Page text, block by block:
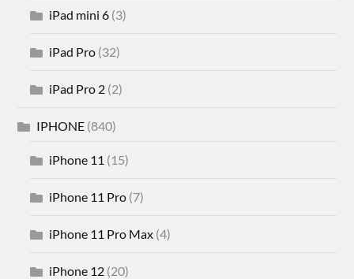
iPad mini 6 (3)
iPad Pro (32)
iPad Pro 2 (2)
IPHONE (840)
iPhone 11 (15)
iPhone 11 Pro (7)
iPhone 11 Pro Max (4)
iPhone 12 (20)